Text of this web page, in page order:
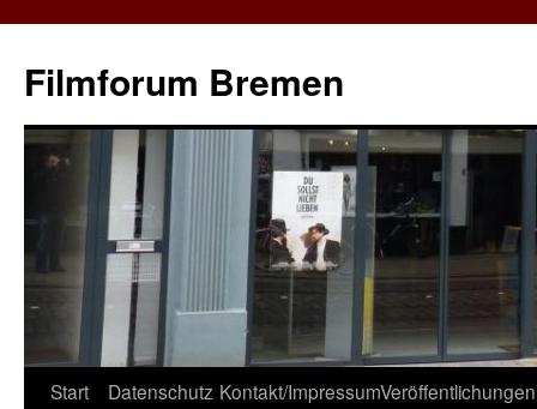
springen
Filmforum Bremen
Start Datenschutz Kontakt/ImpressumVeröffentlichungen